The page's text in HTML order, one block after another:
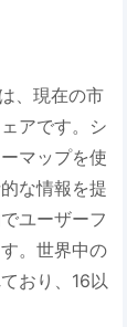
、現在の市
アです。シ
マップを使
な情報を提
ユーザーフ
。世界中の
おり、16以